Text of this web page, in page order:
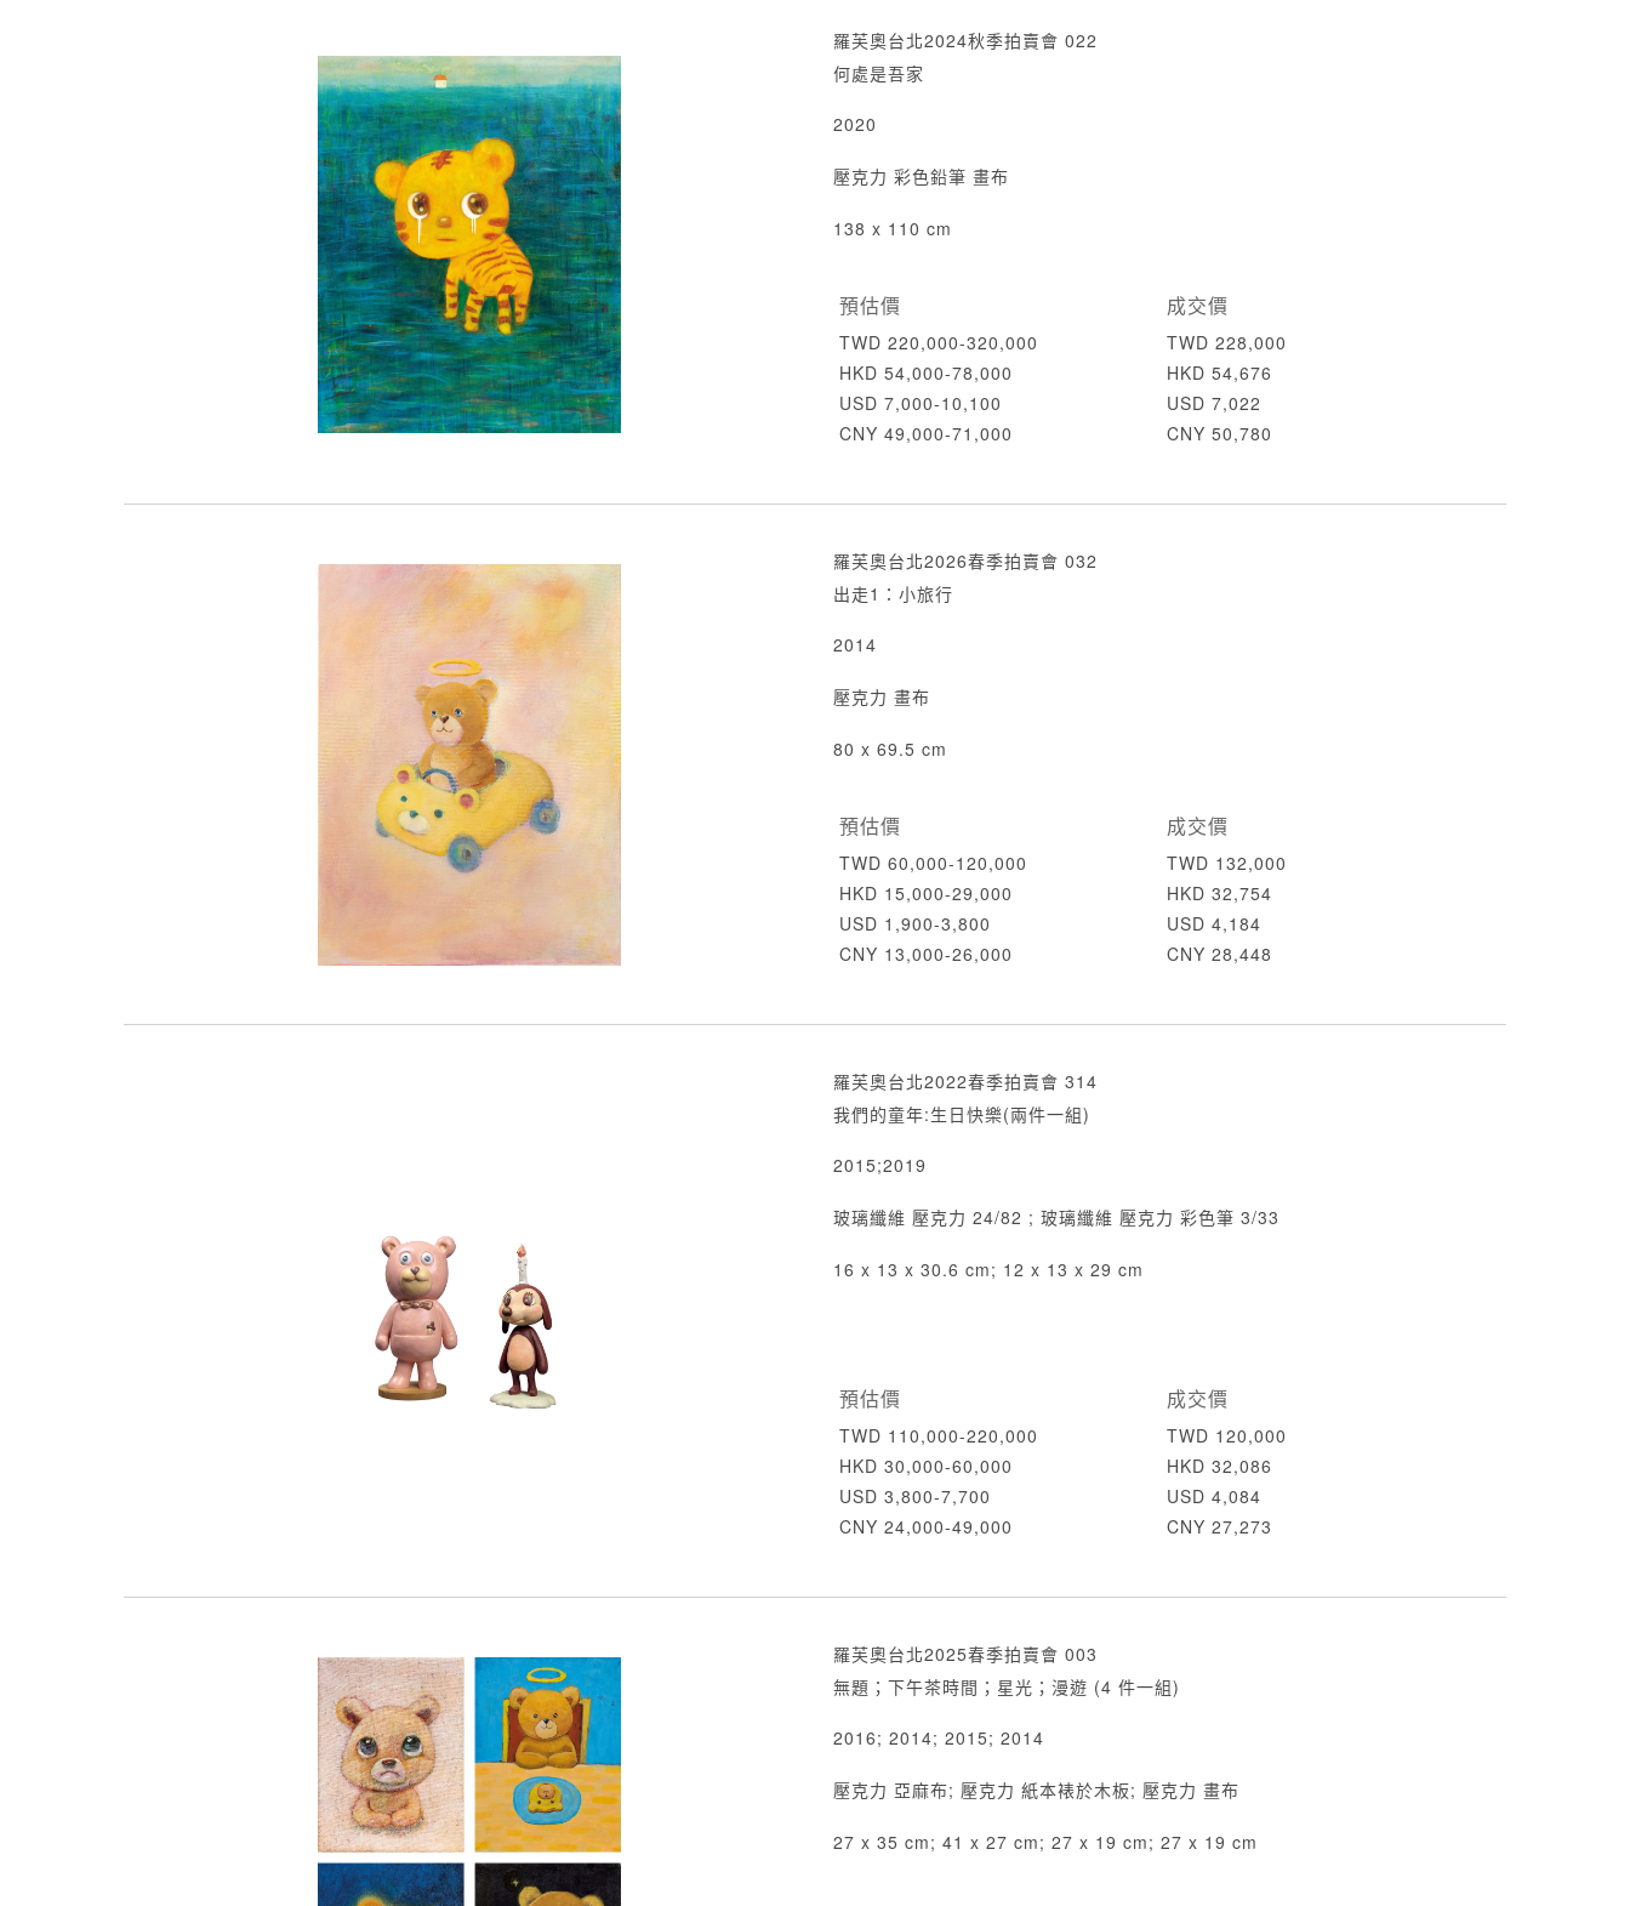
羅芙奧台北2024秋季拍賣會 022
何處是吾家
2020
壓克力 彩色鉛筆 畫布
138 x 110 cm
預估價
TWD 220,000-320,000
HKD 54,000-78,000
USD 7,000-10,100
CNY 49,000-71,000
成交價
TWD 228,000
HKD 54,676
USD 7,022
CNY 50,780
羅芙奧台北2026春季拍賣會 032
出走1：小旅行
2014
壓克力 畫布
80 x 69.5 cm
預估價
TWD 60,000-120,000
HKD 15,000-29,000
USD 1,900-3,800
CNY 13,000-26,000
成交價
TWD 132,000
HKD 32,754
USD 4,184
CNY 28,448
羅芙奧台北2022春季拍賣會 314
我們的童年:生日快樂(兩件一組)
2015;2019
玻璃纖維 壓克力 24/82 ; 玻璃纖維 壓克力 彩色筆 3/33
16 x 13 x 30.6 cm; 12 x 13 x 29 cm
預估價
TWD 110,000-220,000
HKD 30,000-60,000
USD 3,800-7,700
CNY 24,000-49,000
成交價
TWD 120,000
HKD 32,086
USD 4,084
CNY 27,273
羅芙奧台北2025春季拍賣會 003
無題；下午茶時間；星光；漫遊 (4 件一組)
2016; 2014; 2015; 2014
壓克力 亞麻布; 壓克力 紙本裱於木板; 壓克力 畫布
27 x 35 cm; 41 x 27 cm; 27 x 19 cm; 27 x 19 cm